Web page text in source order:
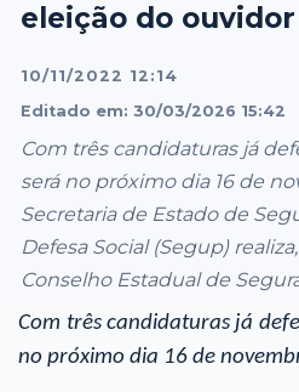
eleição do ouvidor
10/11/2022 12:14
Editado em: 30/03/2026 15:42
Com três candidaturas já
será no próximo dia 16 de
Secretaria de Estado de
Defesa Social (Segup)
Conselho Estadual de
Com três candidaturas já
no próximo dia 16 de